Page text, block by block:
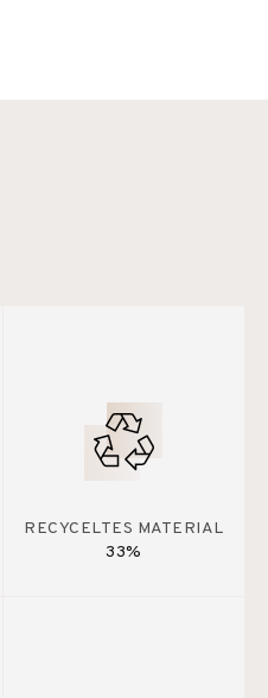
RECYCELTES MATERIAL
33%